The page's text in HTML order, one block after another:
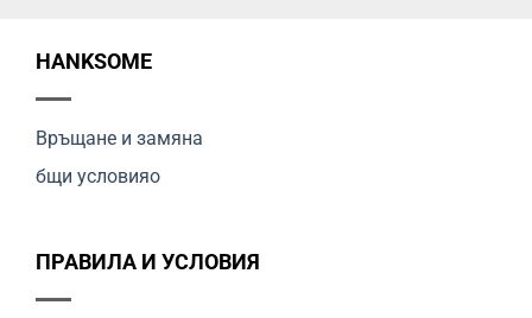
HANKSOME
Връщане и замяна
бщи условияо
ПРАВИЛА И УСЛОВИЯ